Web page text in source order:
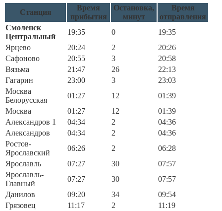
Станция
Время
прибытия
Остановка,
минут
Время
отправления
Смоленск
Центральный
19:35 0
19:35
Ярцево
20:24 2
20:26
Сафоново
20:55 3
20:58
Вязьма
21:47 26
22:13
Гагарин
23:00 3
23:03
Москва
Белорусская
01:27 12
01:39
Москва
01:27 12
01:39
Александров 1
04:34 2
04:36
Александров
04:34 2
04:36
Ростов-
Ярославский
06:26 2
06:28
Ярославль
07:27 30
07:57
Ярославль-
Главный
07:27 30
07:57
Данилов
09:20 34
09:54
Грязовец
11:17 2
11:19